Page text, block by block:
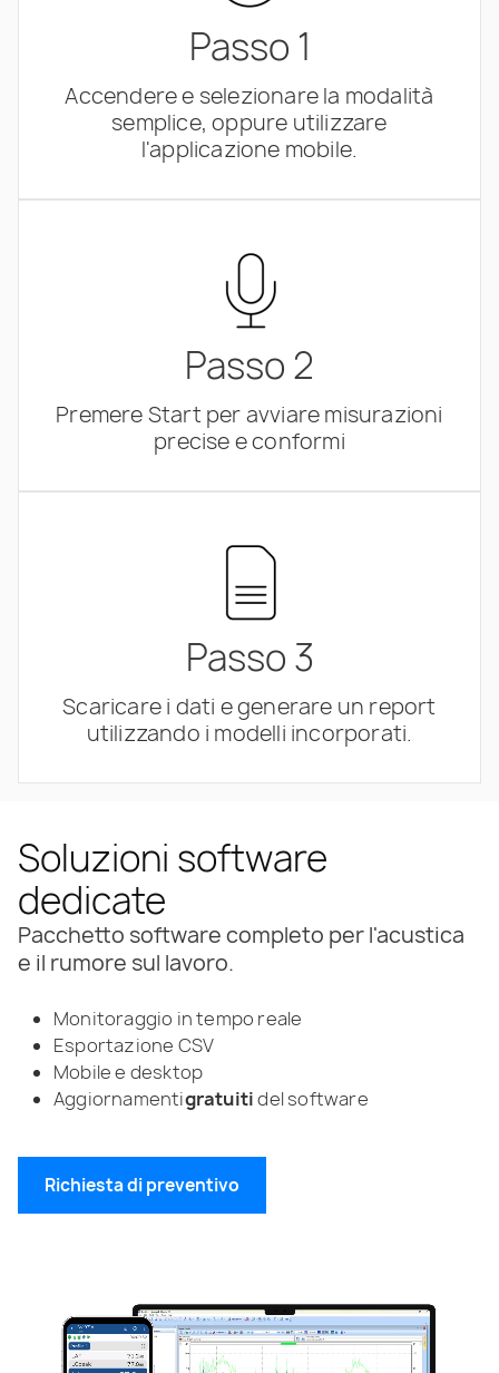
Passo 1
Accendere e selezionare la modalità
semplice, oppure utilizzare
l'applicazione mobile.
Passo 2
Premere Start per avviare misurazioni
precise e conformi
Passo 3
Scaricare i dati e generare un report
utilizzando i modelli incorporati.
Soluzioni software
dedicate
Pacchetto software completo per l'acustica
e il rumore sul lavoro.
Monitoraggio in tempo reale
Esportazione CSV
Mobile e desktop
Aggiornamentigratuitidel software
Richiesta di preventivo